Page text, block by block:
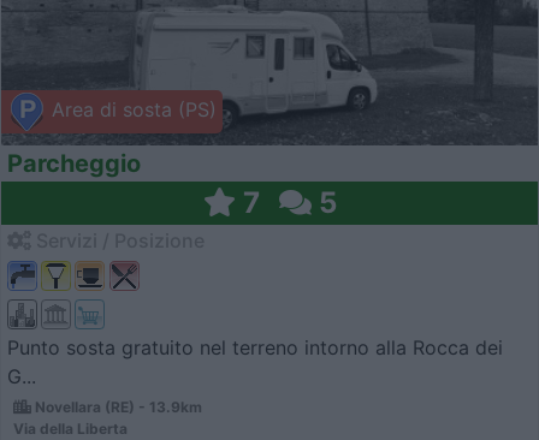
Area di sosta (PS)
Parcheggio
7 5
Punto sosta gratuito nel terreno intorno alla Rocca dei
G...
Novellara (RE) - 13.9km
Via della Liberta